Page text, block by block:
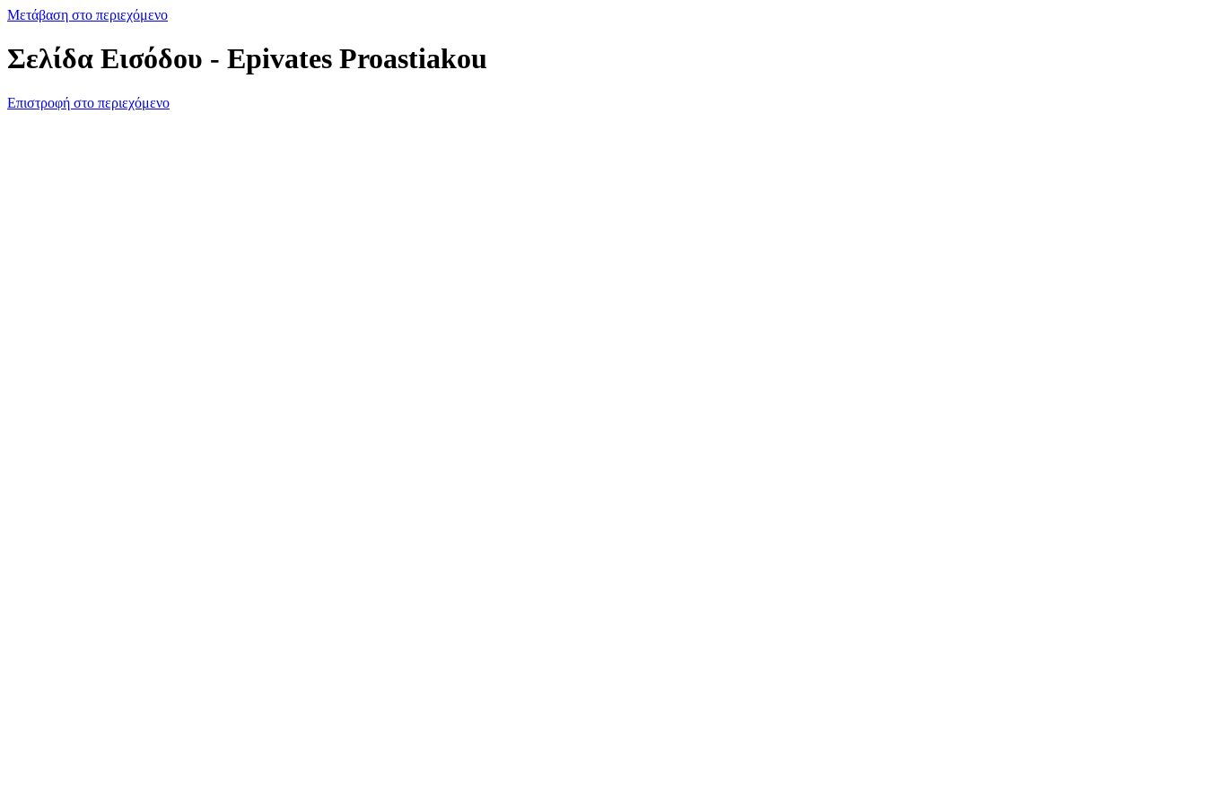
Μετάβαση στο περιεχόμενο
Σελίδα Εισόδου - Epivates Proastiakou
Επιστροφή στο περιεχόμενο